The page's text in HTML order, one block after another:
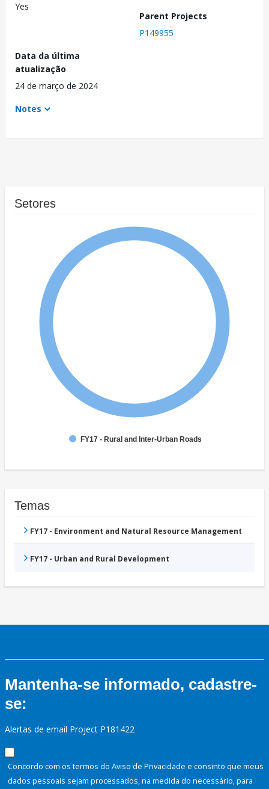
Yes
Parent Projects
P149955
Data da última
atualização
24 de março de 2024
Notes
Setores
FY17 - Rural and Inter-Urban Roads
Temas
FY17 - Environment and Natural Resource Management
FY17 - Urban and Rural Development
Mantenha-se informado, cadastre-
se:
Alertas de email Project P181422
Concordo com os termos do Aviso de Privacidade e consinto que meus
dados pessoais sejam processados, na medida do necessário, para